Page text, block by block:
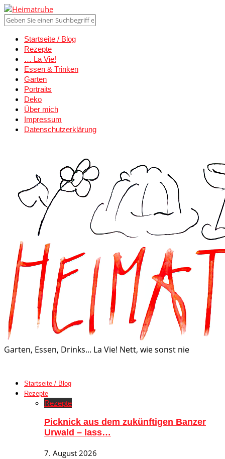
Startseite / Blog
Rezepte
… La Vie!
Essen & Trinken
Garten
Portraits
Deko
Über mich
Impressum
Datenschutzerklärung
Garten, Essen, Drinks... La Vie! Nett, wie sonst nie
Startseite / Blog
Rezepte
Rezepte
Picknick aus dem zukünftigen Banzer
Urwald – lass…
7. August 2026